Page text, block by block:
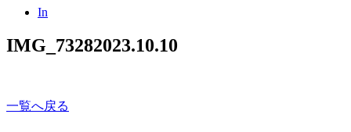
In
IMG_73282023.10.10
一覧へ戻る